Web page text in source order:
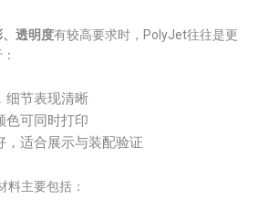
透明度有较高要求时，PolyJet往往是更
细节表现清晰
色可同时打印
，适合展示与装配验证
料主要包括：